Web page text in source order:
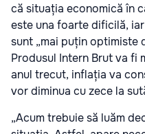
că situația economică în
este una foarte dificilă,
sunt „mai puțin optimiste
Produsul Intern Brut va fi
anul trecut, inflația va
vor diminua cu zece la
„Acum trebuie să luăm